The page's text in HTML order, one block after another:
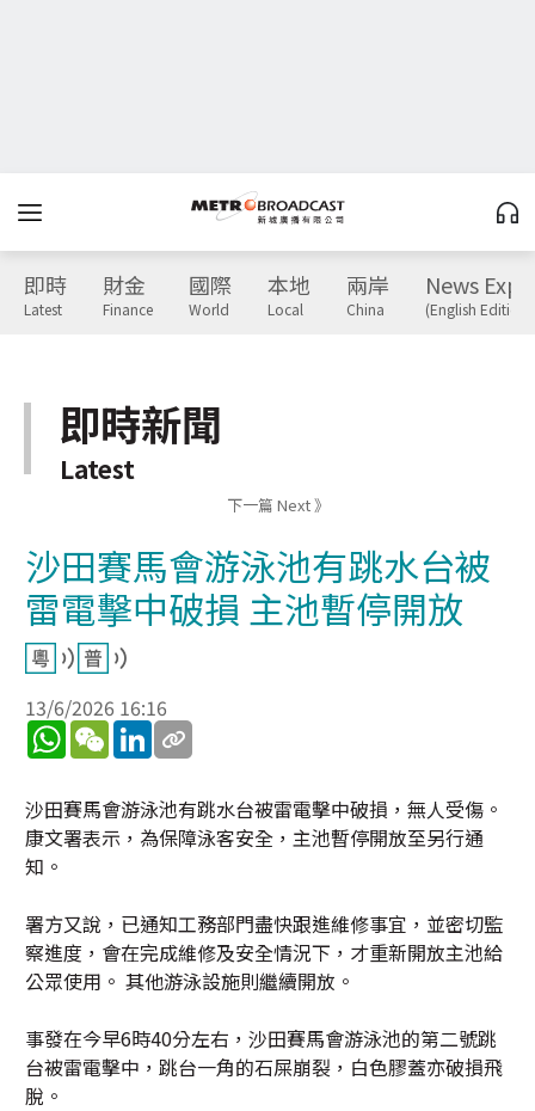
即時
Latest
財金
Finance
國際
World
本地
Local
兩岸
China
News
(English Edition)
即時新聞
Latest
下一篇 Next 》
沙田賽馬會游泳池有跳水台被
雷電擊中破損 主池暫停開放
13/6/2026 16:16
WhatsApp
WeChatLinkedIn
沙田賽馬會游泳池有跳水台被雷電擊中破損，無人受傷。
康文署表示，為保障泳客安全，主池暫停開放至另行通
知。
署方又說，已通知工務部門盡快跟進維修事宜，並密切監
察進度，會在完成維修及安全情況下，才重新開放主池給
公眾使用。 其他游泳設施則繼續開放。
事發在今早6時40分左右，沙田賽馬會游泳池的第二號跳
台被雷電擊中，跳台一角的石屎崩裂，白色膠蓋亦破損飛
脫。